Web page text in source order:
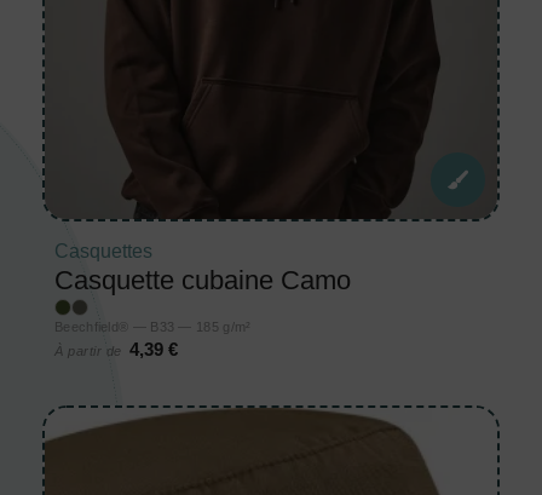
Casquettes
Casquette cubaine Camo
Beechfield® — B33 — 185 g/m²
À partir de
4,39 €